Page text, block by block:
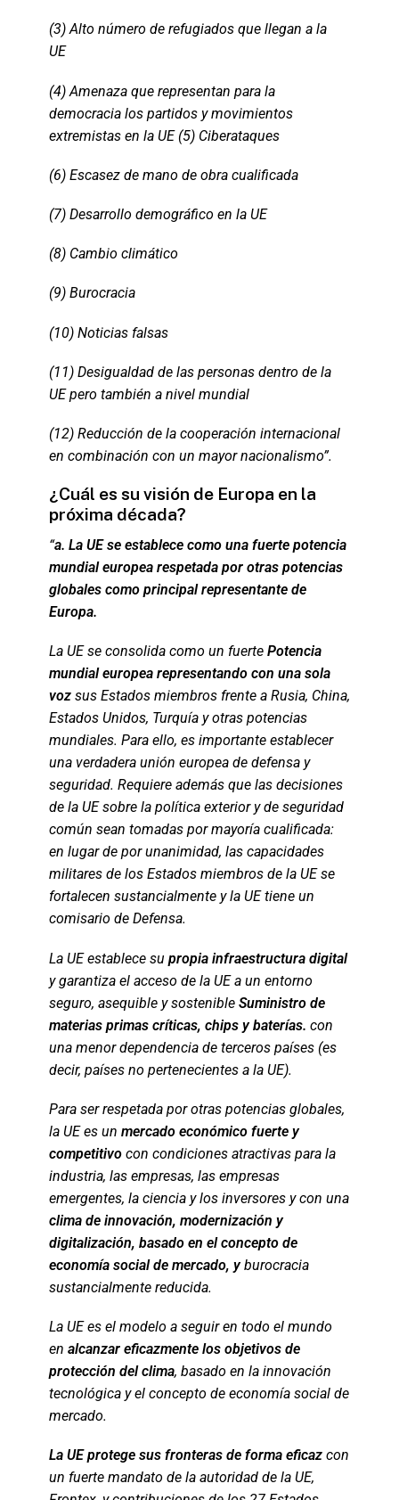
(3) Alto número de refugiados que llegan a la
UE
(4) Amenaza que representan para la
democracia los partidos y movimientos
extremistas en la UE (5) Ciberataques
(6) Escasez de mano de obra cualificada
(7) Desarrollo demográfico en la UE
(8) Cambio climático
(9) Burocracia
(10) Noticias falsas
(11) Desigualdad de las personas dentro de la
UE pero también a nivel mundial
(12) Reducción de la cooperación internacional
en combinación con un mayor nacionalismo”.
¿Cuál es su visión de Europa en la
próxima década?
“a. La UE se establece como una fuerte potencia
mundial europea respetada por otras potencias
globales como principal representante de
Europa.
La UE se consolida como un fuerte Potencia
mundial europea representando con una sola
voz sus Estados miembros frente a Rusia, China,
Estados Unidos, Turquía y otras potencias
mundiales. Para ello, es importante establecer
una verdadera unión europea de defensa y
seguridad. Requiere además que las decisiones
de la UE sobre la política exterior y de seguridad
común sean tomadas por mayoría cualificada:
en lugar de por unanimidad, las capacidades
militares de los Estados miembros de la UE se
fortalecen sustancialmente y la UE tiene un
comisario de Defensa.
La UE establece su propia infraestructura digital
y garantiza el acceso de la UE a un entorno
seguro, asequible y sostenible Suministro de
materias primas críticas, chips y baterías. con
una menor dependencia de terceros países (es
decir, países no pertenecientes a la UE).
Para ser respetada por otras potencias globales,
la UE es un mercado económico fuerte y
competitivo con condiciones atractivas para la
industria, las empresas, las empresas
emergentes, la ciencia y los inversores y con una
clima de innovación, modernización y
digitalización, basado en el concepto de
economía social de mercado, yburocracia
sustancialmente reducida.
La UE es el modelo a seguir en todo el mundo
en alcanzar eficazmente los objetivos de
protección del clima, basado en la innovación
tecnológica y el concepto de economía social de
mercado.
La UE protege sus fronteras de forma eficaz con
un fuerte mandato de la autoridad de la UE,